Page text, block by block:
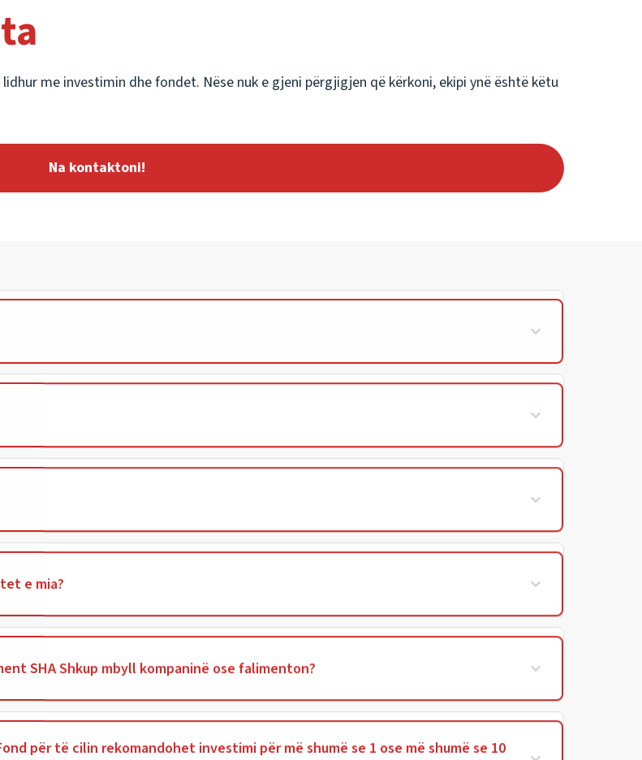
me investimin dhe fondet. Nëse nuk e gjeni përgjigjen që kërkoni, ekipi ynë është këtu
Na kontaktoni!
e mia?
SHA Shkup mbyll kompaninë ose falimenton?
për të cilin rekomandohet investimi për më shumë se 1 ose më shumë se 10